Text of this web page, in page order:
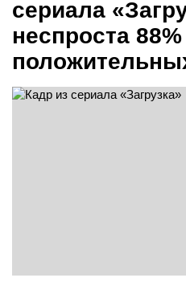
сериала
неспроста 88%